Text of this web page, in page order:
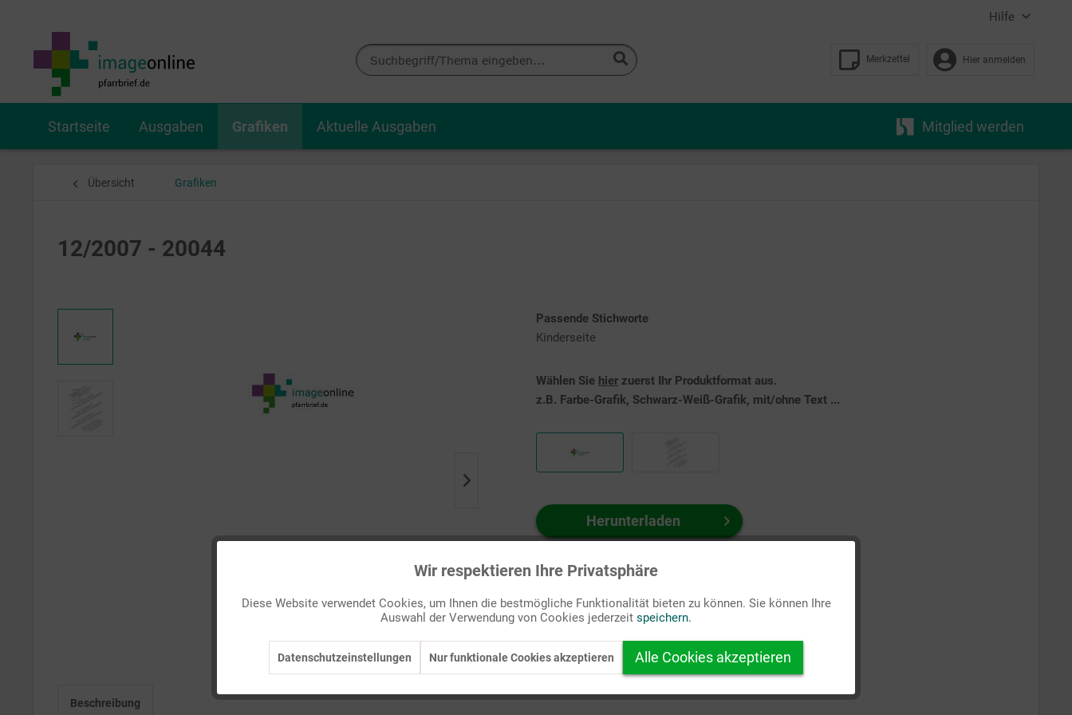
Hilfe
Merkzettel Hier anmelden
Startseite Ausgaben Grafiken Aktuelle Ausgaben Mitglied werden
Übersicht Grafiken
12/2007 - 20044
Passende Stichworte
Kinderseite
Wählen Sie hier zuerst Ihr Produktformat aus.
z.B. Farbe-Grafik, Schwarz-Weiß-Grafik, mit/ohne Text ...
Herunterladen
Beschreibung
Inaktiv
Wir respektieren Ihre Privatsphäre
Diese Website verwendet Cookies, um Ihnen die bestmögliche Funktionalität bieten zu können. Sie können Ihre
Auswahl der Verwendung von Cookies jederzeit speichern.
Datenschutzeinstellungen Nur funktionale Cookies akzeptieren Alle Cookies akzeptieren